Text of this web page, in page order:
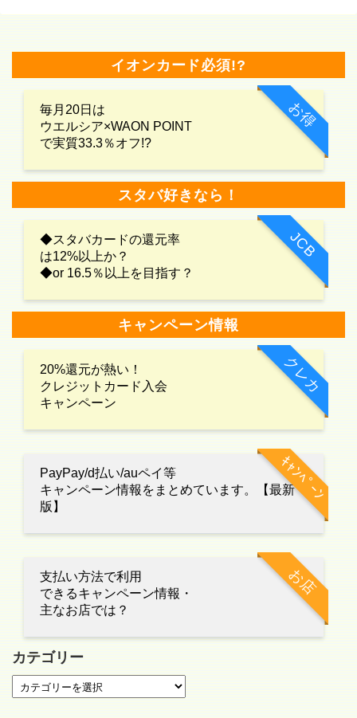
イオンカード必須!?
お得
毎月20日は
ウエルシア×WAON POINT
で実質33.3％オフ!?
スタバ好きなら！
JCB
◆スタバカードの還元率
は12%以上か？
◆or 16.5％以上を目指す？
キャンペーン情報
クレカ
20%還元が熱い！
クレジットカード入会
キャンペーン
ｷｬﾝﾍﾟｰﾝ
PayPay/d払い/auペイ等
キャンペーン情報をまとめています。【最新
版】
お店
支払い方法で利用
できるキャンペーン情報・
主なお店では？
カテゴリー